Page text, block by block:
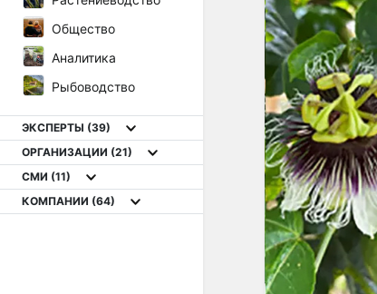
Общество
Аналитика
Рыбоводство
ЭКСПЕРТЫ (39)
ОРГАНИЗАЦИИ (21)
СМИ (11)
КОМПАНИИ (64)